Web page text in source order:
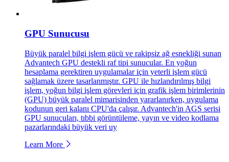
GPU Sunucusu
Büyük paralel bilgi işlem gücü ve rakipsiz ağ esnekliği sunan
Advantech GPU destekli raf tipi sunucular. En yoğun
hesaplama gerektiren uygulamalar için yeterli işlem gücü
sağlamak üzere tasarlanmıştır. GPU ile hızlandırılmış bilgi
işlem, yoğun bilgi işlem görevleri için grafik işlem birimlerinin
(GPU) büyük paralel mimarisinden yararlanırken, uygulama
kodunun geri kalanı CPU'da çalışır. Advantech'in AGS serisi
GPU sunucuları, tıbbi görüntüleme, yayın ve video kodlama
pazarlarındaki büyük veri uy
Learn More